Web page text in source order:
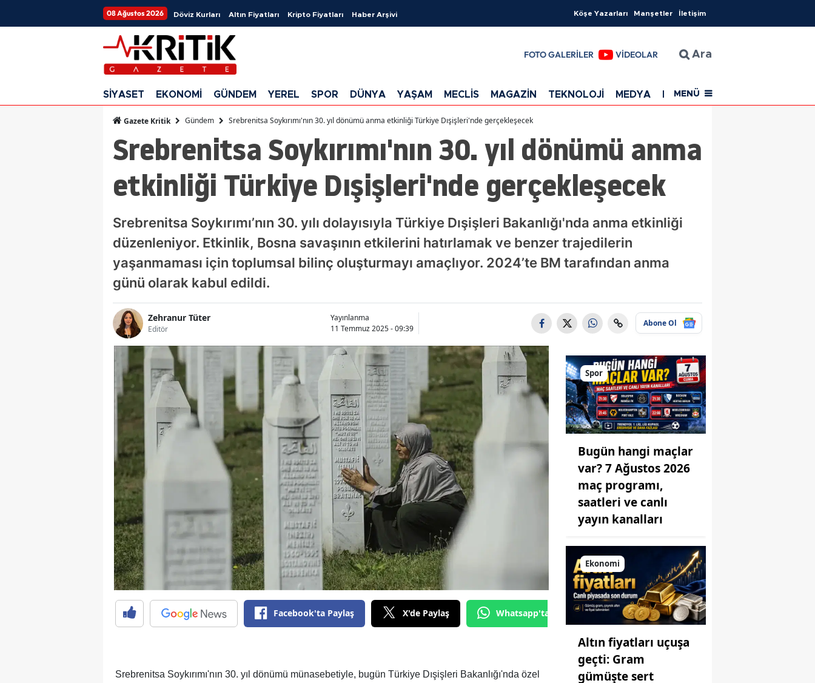
08 Ağustos 2026 Döviz Kurları Altın Fiyatları Kripto Fiyatları Haber Arşivi Köşe Yazarları Manşetler İletişim
FOTO GALERİLER VİDEOLAR Ara
SİYASET EKONOMİ GÜNDEM YEREL SPOR DÜNYA YAŞAM MECLİS MAGAZİN TEKNOLOJİ MEDYA EĞİTİM SAĞLIK
MENÜ
Gazete Kritik Gündem Srebrenitsa Soykırımı'nın 30. yıl dönümü anma etkinliği Türkiye Dışişleri'nde gerçekleşecek
Srebrenitsa Soykırımı'nın 30. yıl dönümü anma
etkinliği Türkiye Dışişleri'nde gerçekleşecek
Srebrenitsa Soykırımı’nın 30. yılı dolayısıyla Türkiye Dışişleri Bakanlığı'nda anma etkinliği
düzenleniyor. Etkinlik, Bosna savaşının etkilerini hatırlamak ve benzer trajedilerin
yaşanmaması için toplumsal bilinç oluşturmayı amaçlıyor. 2024’te BM tarafından anma
günü olarak kabul edildi.
Zehranur Tüter
Editör
Yayınlanma
11 Temmuz 2025 - 09:39
Abone Ol
Facebook'ta Paylaş X'de Paylaş Whatsapp'tan Gönder
Srebrenitsa Soykırımı'nın 30. yıl dönümü münasebetiyle, bugün Türkiye Dışişleri Bakanlığı'nda özel
Spor
Bugün hangi maçlar
var? 7 Ağustos 2026
maç programı,
saatleri ve canlı
yayın kanalları
Ekonomi
Altın fiyatları uçuşa
geçti: Gram
gümüşte sert